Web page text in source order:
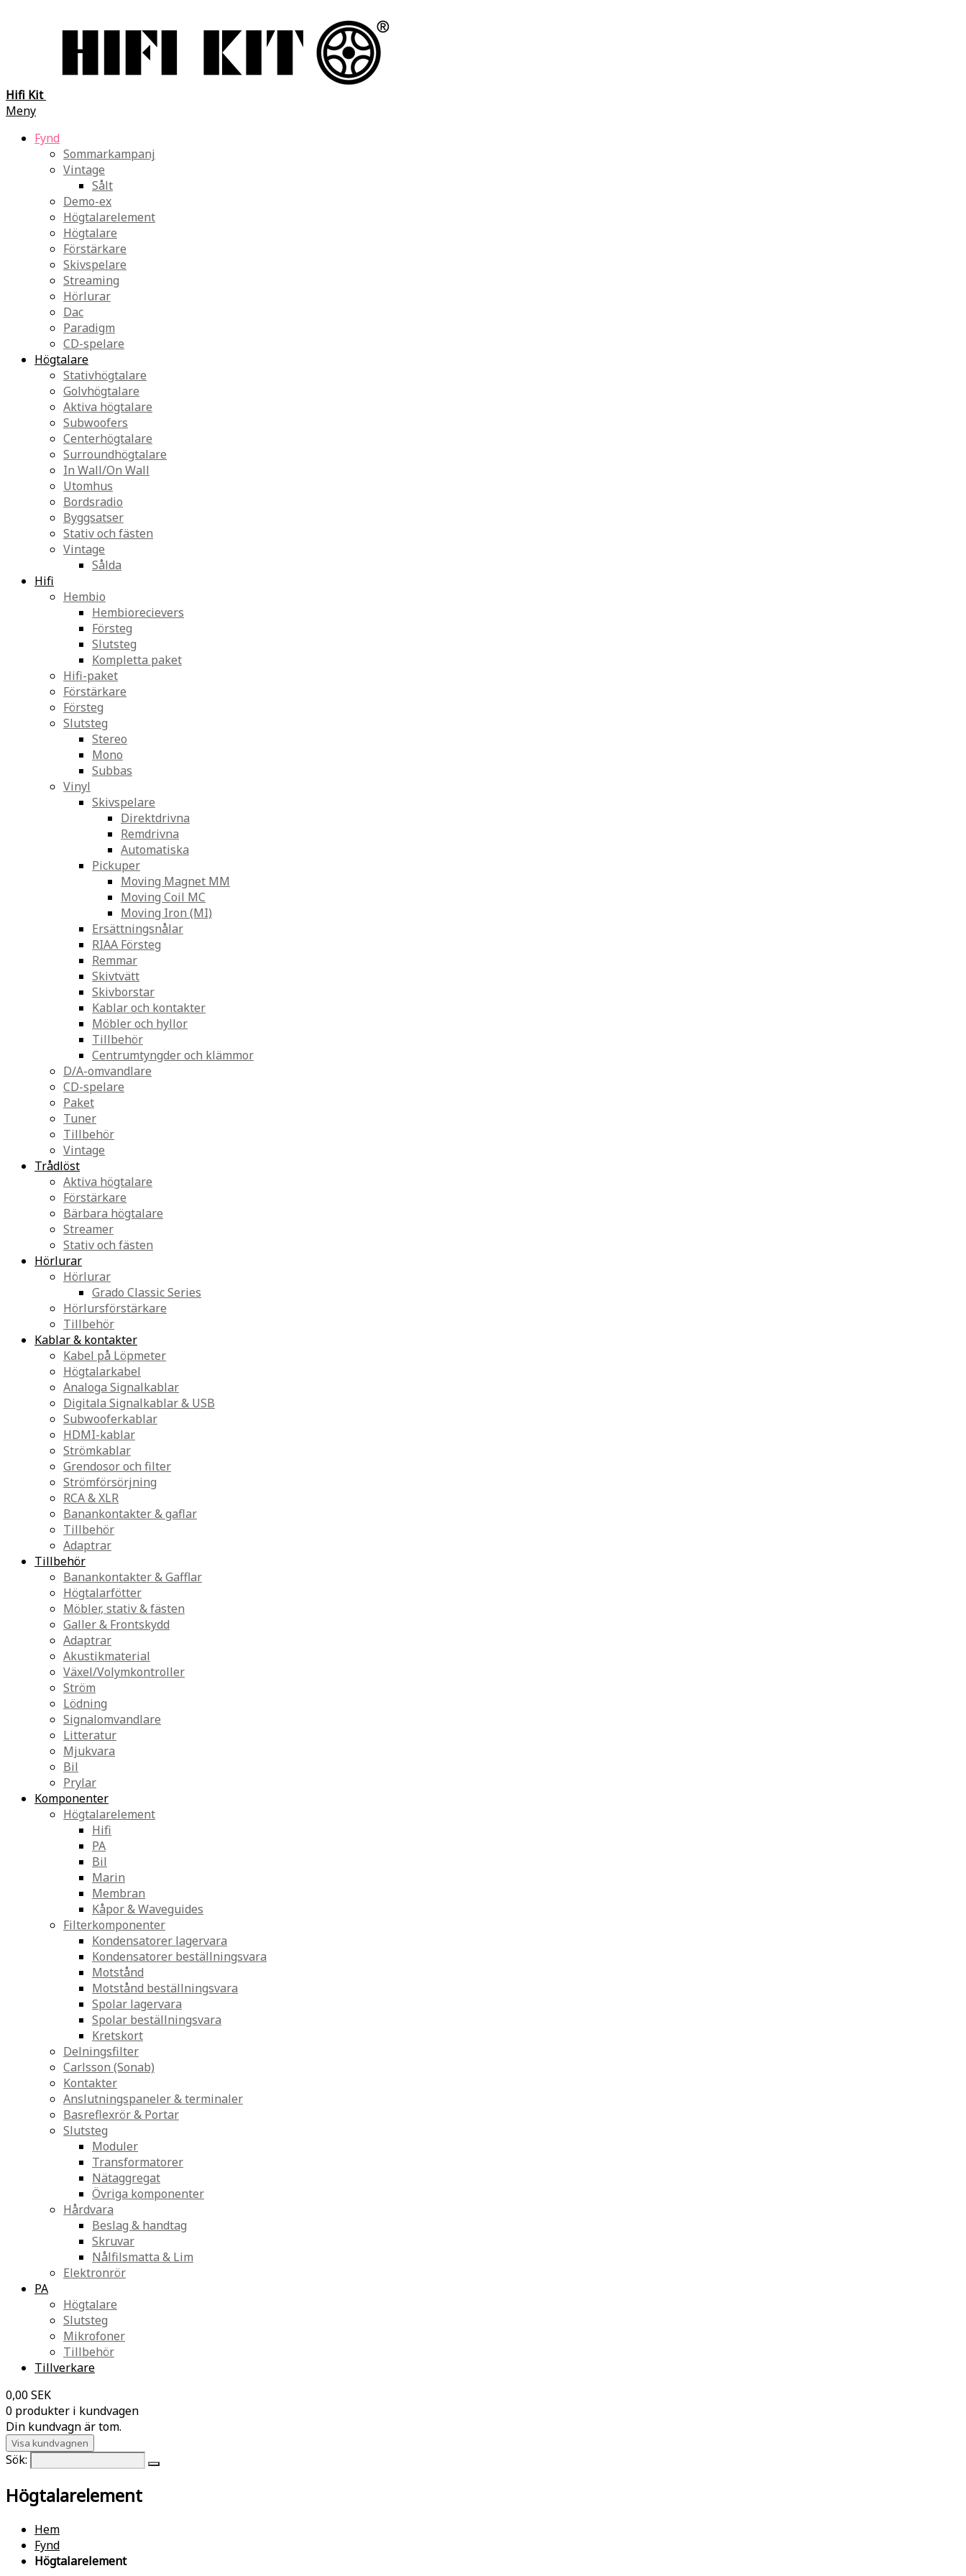
Hifi Kit
Meny
Fynd
Sommarkampanj
Vintage
Sålt
Demo-ex
Högtalarelement
Högtalare
Förstärkare
Skivspelare
Streaming
Hörlurar
Dac
Paradigm
CD-spelare
Högtalare
Stativhögtalare
Golvhögtalare
Aktiva högtalare
Subwoofers
Centerhögtalare
Surroundhögtalare
In Wall/On Wall
Utomhus
Bordsradio
Byggsatser
Stativ och fästen
Vintage
Sålda
Hifi
Hembio
Hembiorecievers
Försteg
Slutsteg
Kompletta paket
Hifi-paket
Förstärkare
Försteg
Slutsteg
Stereo
Mono
Subbas
Vinyl
Skivspelare
Direktdrivna
Remdrivna
Automatiska
Pickuper
Moving Magnet MM
Moving Coil MC
Moving Iron (MI)
Ersättningsnålar
RIAA Försteg
Remmar
Skivtvätt
Skivborstar
Kablar och kontakter
Möbler och hyllor
Tillbehör
Centrumtyngder och klämmor
D/A-omvandlare
CD-spelare
Paket
Tuner
Tillbehör
Vintage
Trådlöst
Aktiva högtalare
Förstärkare
Bärbara högtalare
Streamer
Stativ och fästen
Hörlurar
Hörlurar
Grado Classic Series
Hörlursförstärkare
Tillbehör
Kablar & kontakter
Kabel på Löpmeter
Högtalarkabel
Analoga Signalkablar
Digitala Signalkablar & USB
Subwooferkablar
HDMI-kablar
Strömkablar
Grendosor och filter
Strömförsörjning
RCA & XLR
Banankontakter & gaflar
Tillbehör
Adaptrar
Tillbehör
Banankontakter & Gafflar
Högtalarfötter
Möbler, stativ & fästen
Galler & Frontskydd
Adaptrar
Akustikmaterial
Växel/Volymkontroller
Ström
Lödning
Signalomvandlare
Litteratur
Mjukvara
Bil
Prylar
Komponenter
Högtalarelement
Hifi
PA
Bil
Marin
Membran
Kåpor & Waveguides
Filterkomponenter
Kondensatorer lagervara
Kondensatorer beställningsvara
Motstånd
Motstånd beställningsvara
Spolar lagervara
Spolar beställningsvara
Kretskort
Delningsfilter
Carlsson (Sonab)
Kontakter
Anslutningspaneler & terminaler
Basreflexrör & Portar
Slutsteg
Moduler
Transformatorer
Nätaggregat
Övriga komponenter
Hårdvara
Beslag & handtag
Skruvar
Nålfilsmatta & Lim
Elektronrör
PA
Högtalare
Slutsteg
Mikrofoner
Tillbehör
Tillverkare
0,00 SEK
0 produkter i kundvagen
Din kundvagn är tom.
Visa kundvagnen
Sök:
Högtalarelement
Hem
Fynd
Högtalarelement